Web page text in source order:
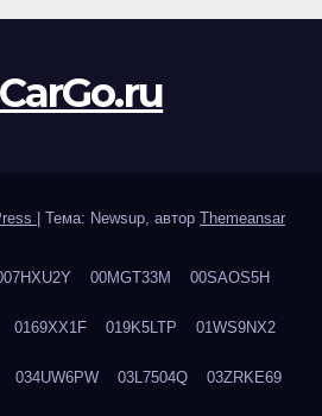
Тема: Newsup, автор Themeansar
00MGT33M 00SAOS5H
0169XX1F 019K5LTP 01WS9NX2
034UW6PW 03L7504Q 03ZRKE69